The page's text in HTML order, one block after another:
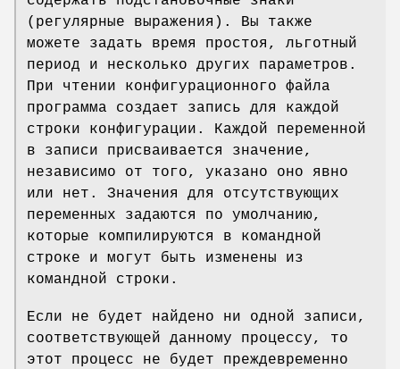
(регулярные выражения). Вы также
можете задать время простоя, льготный
период и несколько других параметров.
При чтении конфигурационного файла
программа создает запись для каждой
строки конфигурации. Каждой переменной
в записи присваивается значение,
независимо от того, указано оно явно
или нет. Значения для отсутствующих
переменных задаются по умолчанию,
которые компилируются в командной
строке и могут быть изменены из
командной строки.
Если не будет найдено ни одной записи,
соответствующей данному процессу, то
этот процесс не будет преждевременно